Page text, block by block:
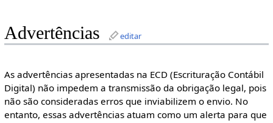
Advertências editar
As advertências apresentadas na ECD (Escrituração Contábil
Digital) não impedem a transmissão da obrigação legal, pois
não são consideradas erros que inviabilizem o envio. No
entanto, essas advertências atuam como um alerta para que